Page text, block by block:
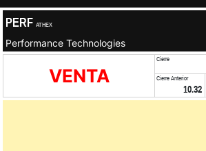
PERF ATHEX
Performance Technologies
VENTA
Cierre
Cierre Anterior
10.32